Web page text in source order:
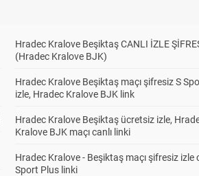
Hradec Kralove Beşiktaş CANLI İZLE
(Hradec Kralove BJK)
Hradec Kralove Beşiktaş maçı şifresiz S
izle, Hradec Kralove BJK link
Hradec Kralove Beşiktaş ücretsiz izle,
Kralove BJK maçı canlı linki
Hradec Kralove - Beşiktaş maçı şifresiz izle
Sport Plus linki